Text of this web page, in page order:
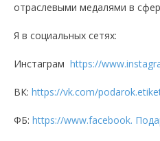
отраслевыми медалями в
Я в социальных сетях:
Инстаграм https://
ВК: https://vk.com/
ФБ: https://www.facebook.